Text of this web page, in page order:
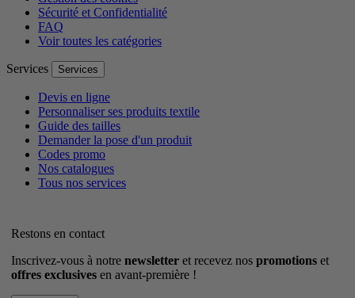
Sécurité et Confidentialité
FAQ
Voir toutes les catégories
Services Services
Devis en ligne
Personnaliser ses produits textile
Guide des tailles
Demander la pose d'un produit
Codes promo
Nos catalogues
Tous nos services
Restons en contact
Inscrivez-vous à notre newsletter et recevez nos promotions et
offres exclusives en avant-première !